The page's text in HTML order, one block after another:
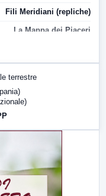
Fili Meridiani (repliche)
La Mappa dei Piaceri
terrestre